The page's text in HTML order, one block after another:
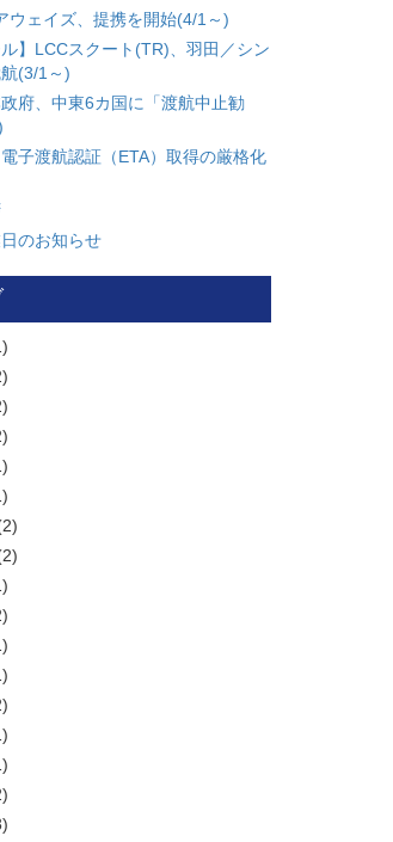
ウェイズ、提携を開始(4/1～)
ル】LCCスクート(TR)、羽田／シン
(3/1～)
政府、中東6カ国に「渡航中止勧
電子渡航認証（ETA）取得の厳格化
のお知らせ